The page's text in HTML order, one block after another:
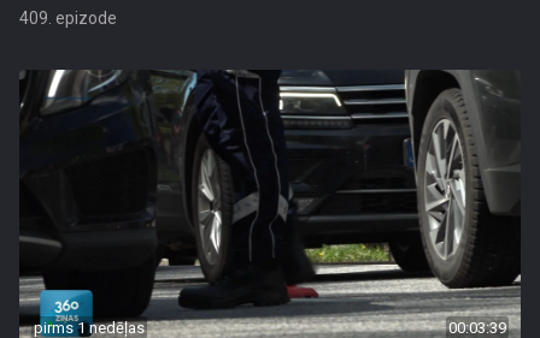
409. epizode
pirms 1 nedēļas 00:03:39